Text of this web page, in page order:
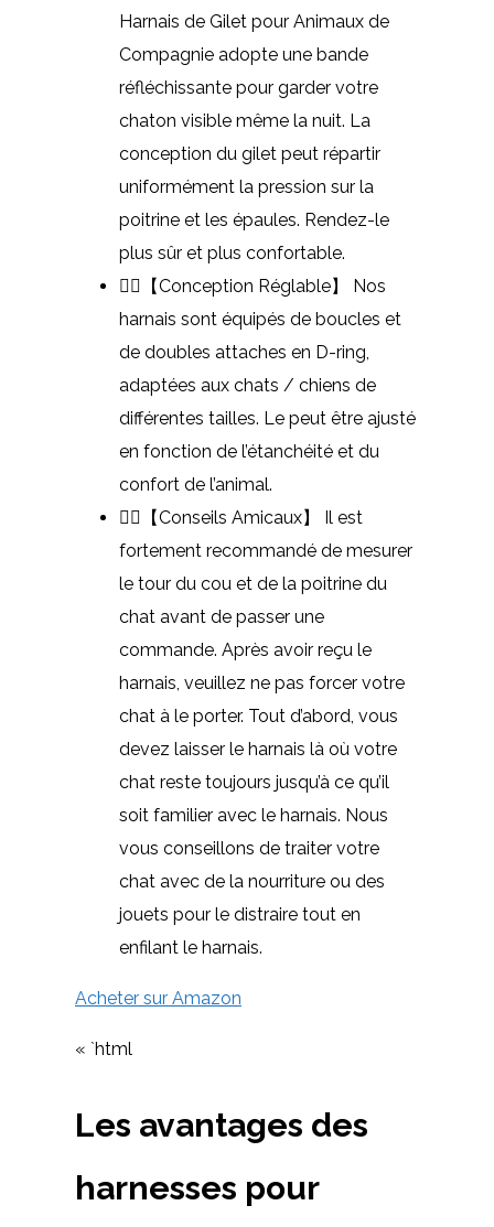
Harnais de Gilet pour Animaux de
Compagnie adopte une bande
réfléchissante pour garder votre
chaton visible même la nuit. La
conception du gilet peut répartir
uniformément la pression sur la
poitrine et les épaules. Rendez-le
plus sûr et plus confortable.
🐕‍🦺【Conception Réglable】 Nos
harnais sont équipés de boucles et
de doubles attaches en D-ring,
adaptées aux chats / chiens de
différentes tailles. Le peut être ajusté
en fonction de l’étanchéité et du
confort de l’animal.
🐕‍🦺【Conseils Amicaux】 Il est
fortement recommandé de mesurer
le tour du cou et de la poitrine du
chat avant de passer une
commande. Après avoir reçu le
harnais, veuillez ne pas forcer votre
chat à le porter. Tout d’abord, vous
devez laisser le harnais là où votre
chat reste toujours jusqu’à ce qu’il
soit familier avec le harnais. Nous
vous conseillons de traiter votre
chat avec de la nourriture ou des
jouets pour le distraire tout en
enfilant le harnais.
Acheter sur Amazon
« `html
Les avantages des
harnesses pour